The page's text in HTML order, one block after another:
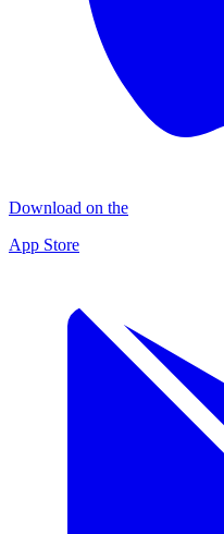
Download on the
App Store